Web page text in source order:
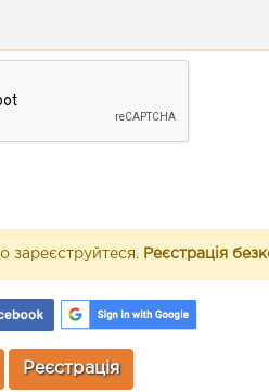
зареєструйтеся. Реєстрація
Реєстрація